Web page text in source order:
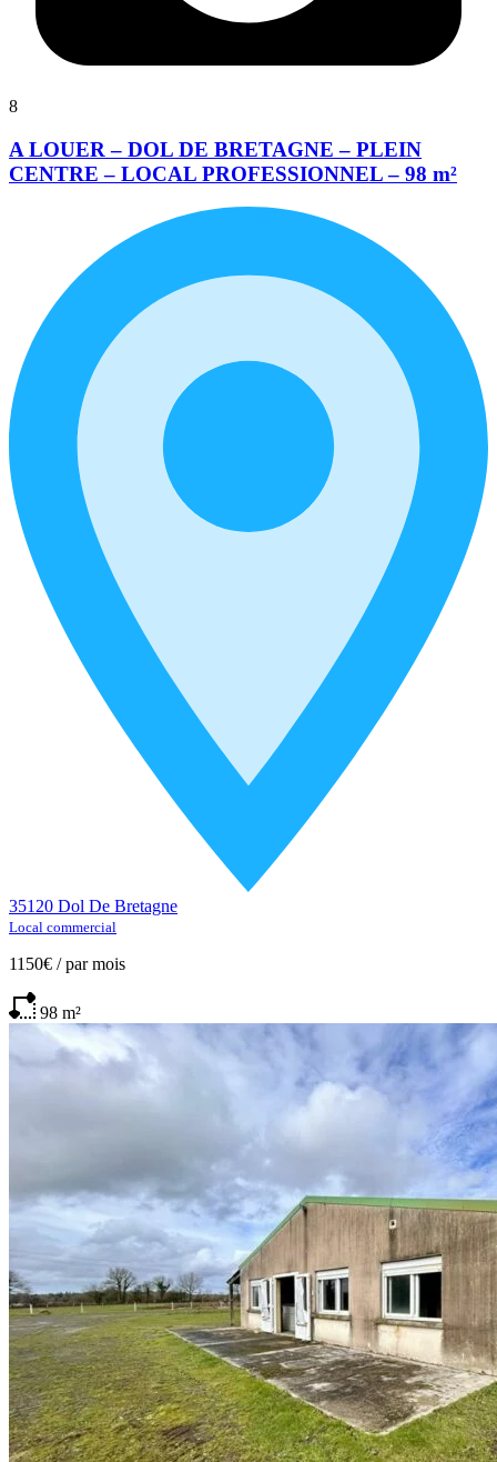
8
A LOUER – DOL DE BRETAGNE – PLEIN
CENTRE – LOCAL PROFESSIONNEL – 98 m²
35120 Dol De Bretagne
Local commercial
1150€ / par mois
98 m²